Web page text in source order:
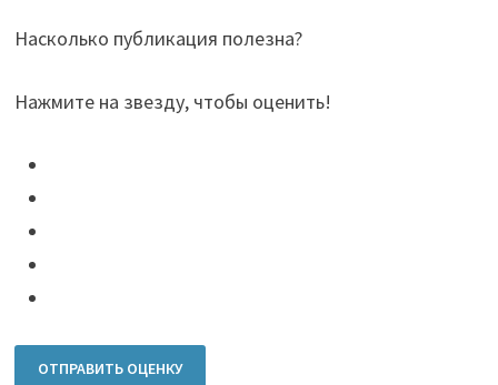
Насколько публикация полезна?
Нажмите на звезду, чтобы оценить!
ОТПРАВИТЬ ОЦЕНКУ